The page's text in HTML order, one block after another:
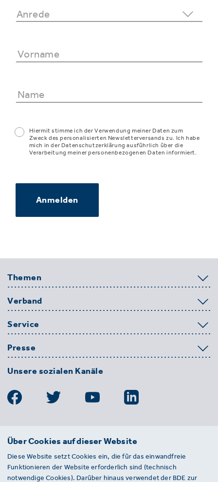
Hiermit stimme ich der Verwendung meiner Daten zum
Zweck des personalisierten Newsletterversands zu. Ich habe
mich in der Datenschutzerklärung ausführlich über die
Verarbeitung meiner personenbezogenen Daten informiert.
Anmelden
Themen
Verband
Service
Presse
Unsere sozialen Kanäle
BDE
Entsorgungs-, Wasser- und
Kreislaufwirtschaft e. V.
Über Cookies auf dieser Website
Diese Website setzt Cookies ein, die für das einwandfreie
Funktionieren der Website erforderlich sind (technisch
notwendige Cookies). Darüber hinaus verwendet der BDE zur